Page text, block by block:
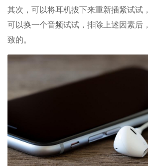
其次，可以将耳机拔下来重新插紧试试
可以换一个音频试试，排除上述因素后
致的。